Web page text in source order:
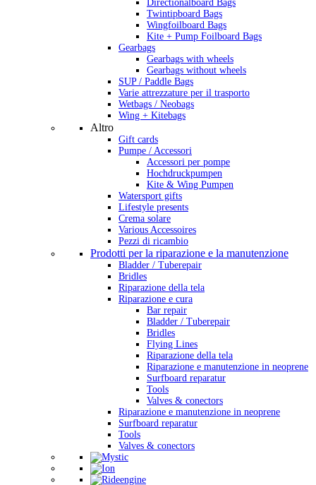
Directionalboard Bags
Twintipboard Bags
Wingfoilboard Bags
Kite + Pump Foilboard Bags
Gearbags
Gearbags with wheels
Gearbags without wheels
SUP / Paddle Bags
Varie attrezzature per il trasporto
Wetbags / Neobags
Wing + Kitebags
Altro
Gift cards
Pumpe / Accessori
Accessori per pompe
Hochdruckpumpen
Kite & Wing Pumpen
Watersport gifts
Lifestyle presents
Crema solare
Various Accessoires
Pezzi di ricambio
Prodotti per la riparazione e la manutenzione
Bladder / Tuberepair
Bridles
Riparazione della tela
Riparazione e cura
Bar repair
Bladder / Tuberepair
Bridles
Flying Lines
Riparazione della tela
Riparazione e manutenzione in neoprene
Surfboard reparatur
Tools
Valves & conectors
Riparazione e manutenzione in neoprene
Surfboard reparatur
Tools
Valves & conectors